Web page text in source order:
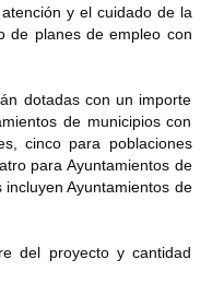
y el cuidado de la
de planes de empleo con
dotadas con un importe
de municipios con
cinco para poblaciones
para Ayuntamientos de
Ayuntamientos de
del proyecto y cantidad